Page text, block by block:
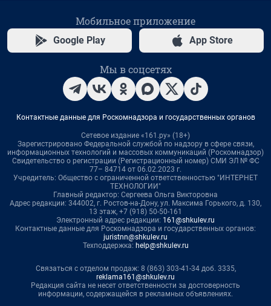
Мобильное приложение
Google Play App Store
Мы в соцсетях
Контактные данные для Роскомнадзора и государственных органов
Сетевое издание «161.ру» (18+)
Зарегистрировано Федеральной службой по надзору в сфере связи,
информационных технологий и массовых коммуникаций (Роскомнадзор)
Свидетельство о регистрации (Регистрационный номер) СМИ ЭЛ № ФС
77– 84714 от 06.02.2023 г.
Учредитель: Общество с ограниченной ответственностью "ИНТЕРНЕТ
ТЕХНОЛОГИИ"
Главный редактор: Сергеева Ольга Викторовна
Адрес редакции: 344002, г. Ростов-на-Дону, ул. Максима Горького, д. 130,
13 этаж, +7 (918) 50-50-161
Электронный адрес редакции: 161@shkulev.ru
Контактные данные для Роскомнадзора и государственных органов:
juristnn@shkulev.ru
Техподдержка: help@shkulev.ru
Связаться с отделом продаж: 8 (863) 303-41-34 доб. 3335,
reklama161@shkulev.ru
Редакция сайта не несет ответственности за достоверность
информации, содержащейся в рекламных объявлениях.